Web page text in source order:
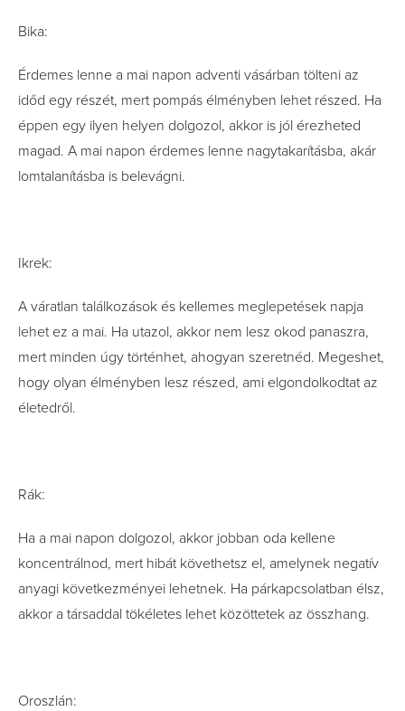
Bika:
Érdemes lenne a mai napon adventi vásárban tölteni az
időd egy részét, mert pompás élményben lehet részed. Ha
éppen egy ilyen helyen dolgozol, akkor is jól érezheted
magad. A mai napon érdemes lenne nagytakarításba, akár
lomtalanításba is belevágni.
Ikrek:
A váratlan találkozások és kellemes meglepetések napja
lehet ez a mai. Ha utazol, akkor nem lesz okod panaszra,
mert minden úgy történhet, ahogyan szeretnéd. Megeshet,
hogy olyan élményben lesz részed, ami elgondolkodtat az
életedről.
Rák:
Ha a mai napon dolgozol, akkor jobban oda kellene
koncentrálnod, mert hibát követhetsz el, amelynek negatív
anyagi következményei lehetnek. Ha párkapcsolatban élsz,
akkor a társaddal tökéletes lehet közöttetek az összhang.
Oroszlán: